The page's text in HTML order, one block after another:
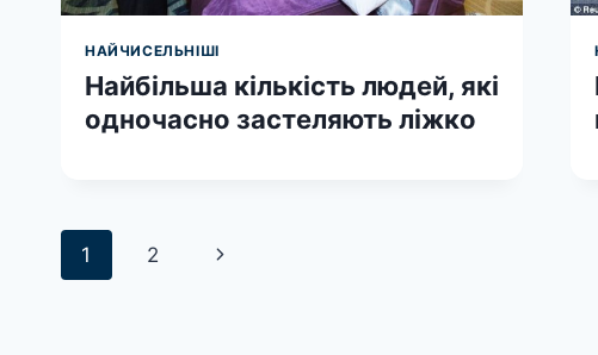
НАЙЧИСЕЛЬНІШІ
Найбільша кількість людей, які
одночасно застеляють ліжко
Навігація
1 2
Наступна